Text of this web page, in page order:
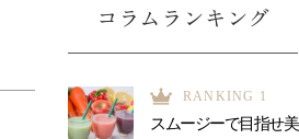
コラムランキング
RANKING 1
スムージーで目指せ美